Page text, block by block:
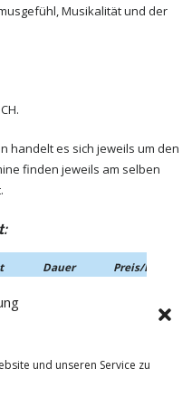
und unseren Service zu
Musikalität und der
handelt es sich jeweils um den
finden jeweils am selben
Dauer
Preis/Person
min./wöchentlich